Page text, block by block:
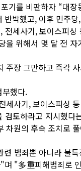
를 비판하자 “대장
반박했고, 이후 민주
세사기, 보이스피싱
을 위해서 몇 달 전
장 그만하고 즉각
했다.
사기, 보이스피싱
토하라고 지시했
차원의 후속 조치로
범죄뿐 아니라 불
"多重피해범죄로